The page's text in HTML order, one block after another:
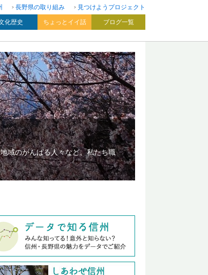
長野県の取り組み
見つけようプロジェクト
化歴史 ちょっとイイ話 ブログ一覧
域のがんばる人々など、私たち職